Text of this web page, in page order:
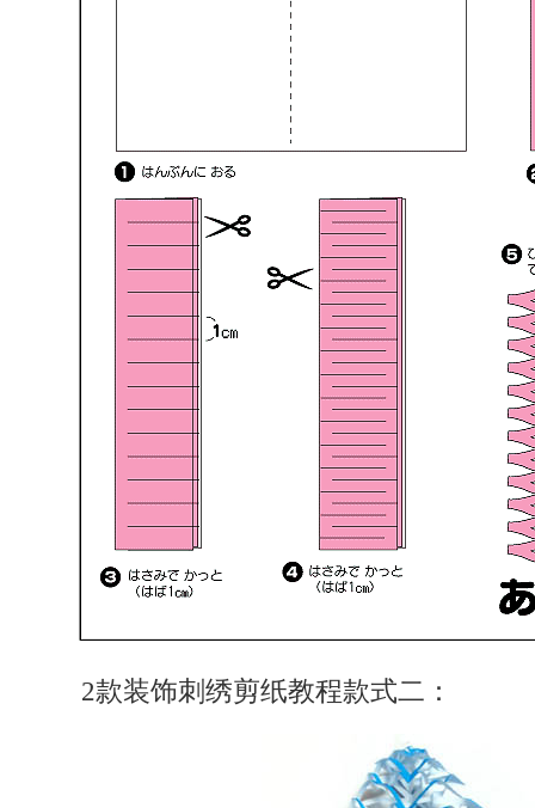
2款装饰刺绣剪纸教程款式二：